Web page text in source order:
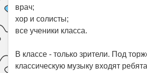
врач;
хор и солисты;
все ученики класса.
В классе - только зрители. Под
классическую музыку входят